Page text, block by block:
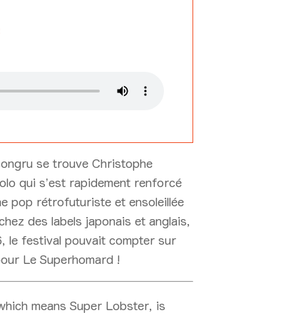
se trouve Christophe
qui s’est rapidement renforcé
pop rétrofuturiste et ensoleillée
des labels japonais et anglais,
le festival pouvait compter sur
Le Superhomard !
means Super Lobster, is